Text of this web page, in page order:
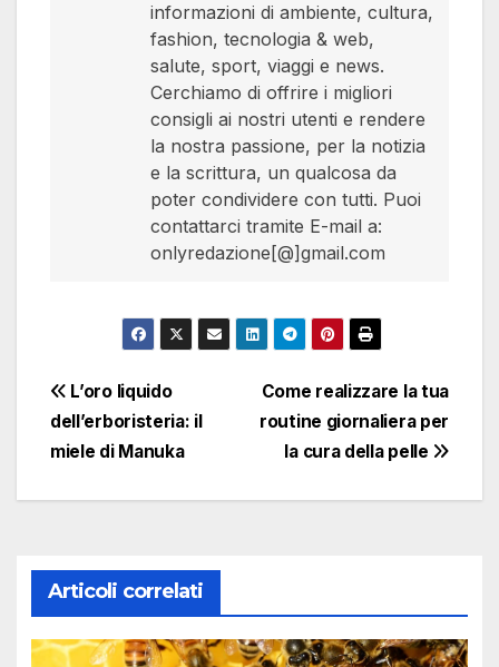
informazioni di ambiente, cultura,
fashion, tecnologia & web,
salute, sport, viaggi e news.
Cerchiamo di offrire i migliori
consigli ai nostri utenti e rendere
la nostra passione, per la notizia
e la scrittura, un qualcosa da
poter condividere con tutti. Puoi
contattarci tramite E-mail a:
onlyredazione[@]gmail.com
Navigazione
articoli
Come realizzare la tua
routine giornaliera per
la cura della pelle
L’oro liquido
dell’erboristeria: il
miele di Manuka
Articoli correlati